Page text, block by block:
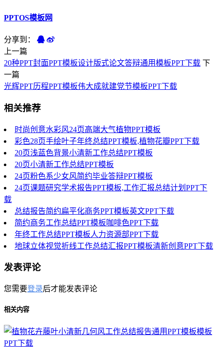
PPTOS模板网
分享到：
上一篇
20种PPT封面PPT模板设计版式论文答辩通用模板PPT下载 下
一篇
光辉PPT历程PPT模板伟大成就建党节模板PPT下载
相关推荐
时尚创意水彩风24页高端大气植物PPT模板
彩色28页手绘叶子年终总结PPT模板,植物花瓣PPT下载
20页浅蓝色背景小清新工作总结PPT模板
20页小清新工作总结PPT模板
24页粉色系少女风简约毕业答辩PPT模板
24页课题研究学术报告PPT模板,工作汇报总结计划PPT下
载
总结报告简约扁平化商务PPT模板英文PPT下载
简约商务工作总结PPT模板咖啡色PPT下载
年终工作总结PPT模板人力资源部PPT下载
地球立体视觉折线工作总结汇报PPT模板清新创意PPT下载
发表评论
您需要登录后才能发表评论
相关内容